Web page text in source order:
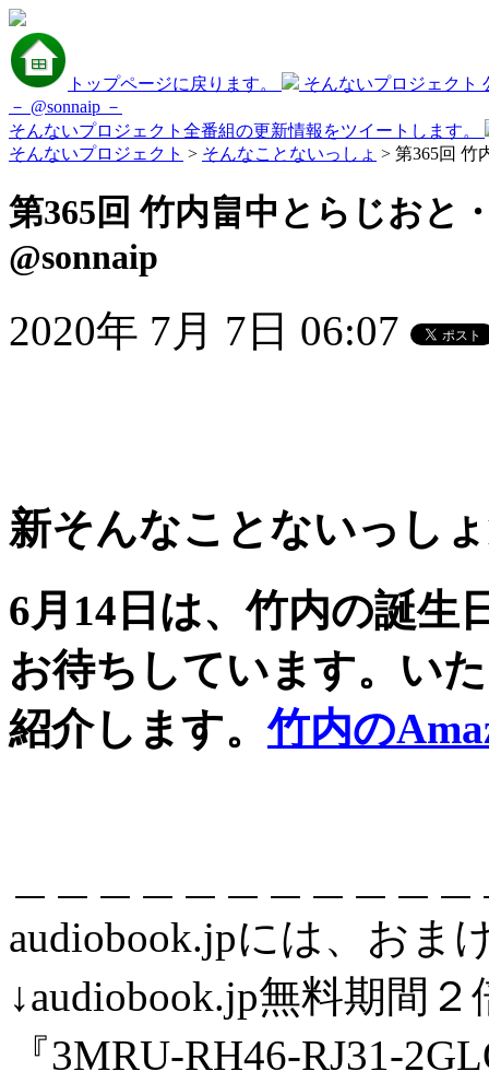
トップページに戻ります。
そんないプロジェクト
－ @sonnaip －
そんないプロジェクト全番組の更新情報をツイートします。
そんないプロジェクト > そんなことないっしょ > 第365回 竹
第365回 竹内畠中とらじおと
@sonnaip
2020年 7月 7日 06:07
新そんなことないっし
6月14日は、竹内の誕生
お待ちしています。 い
紹介します。竹内の
audiobook.jpには、おま
↓audiobook.jp無料期間
『3MRU-RH46-RJ31-